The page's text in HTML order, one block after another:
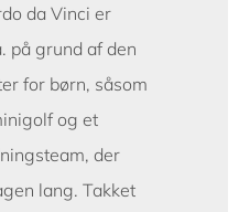
da Vinci er
på grund af den
for børn, såsom
og et
der
lang. Takket